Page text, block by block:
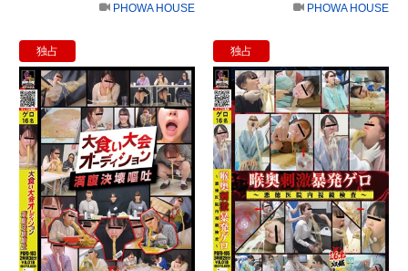
PHOWA HOUSE
PHOWA HOUSE
独占
大食い大会オーディション 満腹決壊
独占
喉